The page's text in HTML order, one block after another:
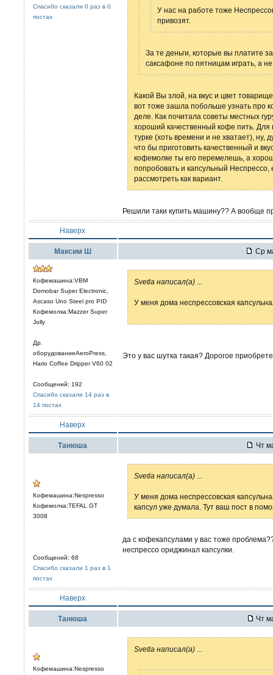
Спасибо сказали 0 раз в 0
постах
У нас на работе тоже
привозят.
За те деньги, которые вы платите
саксафоне по пятницам играть, а
Какой Вы злой, на вкус и цвет
вот тоже зашла побольше узнать про
деле. Как почитала советы местных
хороший качественный кофе пить.
турке (хоть времени и не хватает),
что бы приготовить качественный и
кофемолке ты его перемелешь, а
попробовать и капсульный Неспрессо,
рассмотреть как вариант.
Решили таки купить машину?? А вообще
Наверх
Максим Ш Ср
Кофемашина:VBM
Domobar Super Electronic,
Ascaso Uno Steel pro PID
Кофемолка:Mazzer Super
Jolly
Др.
оборудованиеAeroPress,
Hario Coffee Dripper V60 02
Сообщений: 192
Спасибо сказали 14 раз в
14 постах
Svetla написал(а)
У меня дома неспрессовская
Это у вас шутка такая? Дорогое
Наверх
Танюша Чт
Кофемашина:Nespresso
Кофемолка:TEFAL GT
3008
Сообщений: 68
Спасибо сказали 1 раз в 1
постах
Svetla написал(а)
У меня дома неспрессовская
капсул уже думала. Тут ваш пост в
да с кофекапсулами у вас тоже
неспрессо ориджинал капсулки.
Наверх
Танюша Чт
Кофемашина:Nespresso
Svetla написал(а)